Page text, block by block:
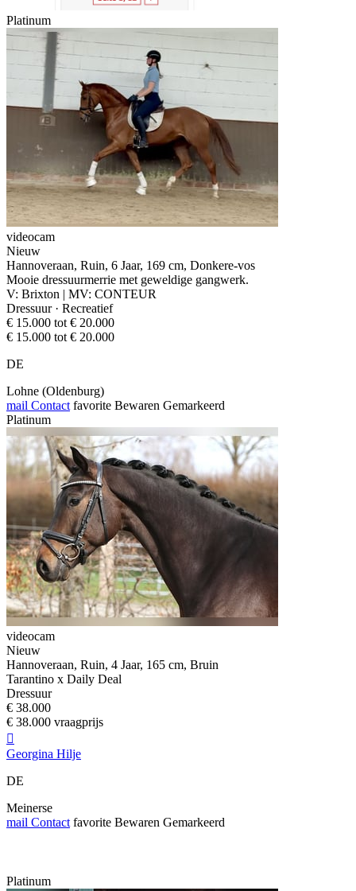
Platinum
videocam
Nieuw
Hannoveraan, Ruin, 6 Jaar, 169 cm, Donkere-vos
Mooie dressuurmerrie met geweldige gangwerk.
V: Brixton | MV: CONTEUR
Dressuur · Recreatief
€ 15.000 tot € 20.000
€ 15.000 tot € 20.000
DE
Lohne (Oldenburg)
mail Contact favorite Bewaren Gemarkeerd
Platinum
videocam
Nieuw
Hannoveraan, Ruin, 4 Jaar, 165 cm, Bruin
Tarantino x Daily Deal
Dressuur
€ 38.000
€ 38.000 vraagprijs

Georgina Hilje
DE
Meinerse
mail Contact favorite Bewaren Gemarkeerd
Platinum